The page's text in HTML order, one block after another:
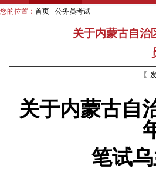
您的位置： 首页 - 公务员考试
关于内蒙古自治
〖
关于内蒙古自
笔试